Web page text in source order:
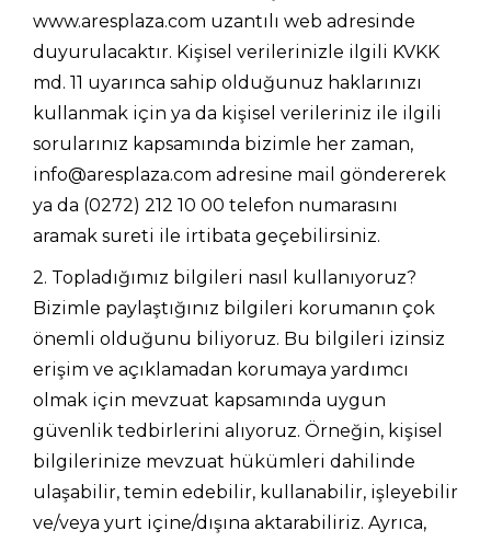
www.aresplaza.com uzantılı web adresinde
duyurulacaktır. Kişisel verilerinizle ilgili KVKK
md. 11 uyarınca sahip olduğunuz haklarınızı
kullanmak için ya da kişisel verileriniz ile ilgili
sorularınız kapsamında bizimle her zaman,
info@aresplaza.com adresine mail göndererek
ya da (0272) 212 10 00 telefon numarasını
aramak sureti ile irtibata geçebilirsiniz.
2. Topladığımız bilgileri nasıl kullanıyoruz?
Bizimle paylaştığınız bilgileri korumanın çok
önemli olduğunu biliyoruz. Bu bilgileri izinsiz
erişim ve açıklamadan korumaya yardımcı
olmak için mevzuat kapsamında uygun
güvenlik tedbirlerini alıyoruz. Örneğin, kişisel
bilgilerinize mevzuat hükümleri dahilinde
ulaşabilir, temin edebilir, kullanabilir, işleyebilir
ve/veya yurt içine/dışına aktarabiliriz. Ayrıca,